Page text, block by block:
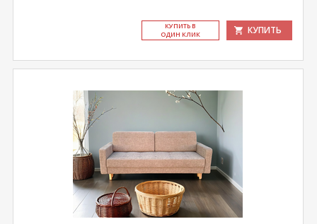
КУ­ПИТЬ В
ОДИН КЛИК
КУПИТЬ